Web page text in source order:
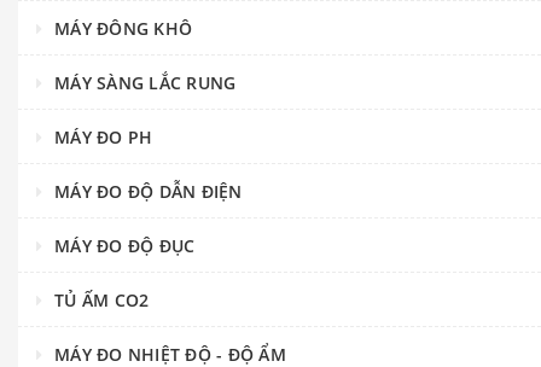
MÁY ĐÔNG KHÔ
MÁY SÀNG LẮC RUNG
MÁY ĐO PH
MÁY ĐO ĐỘ DẪN ĐIỆN
MÁY ĐO ĐỘ ĐỤC
TỦ ẤM CO2
MÁY ĐO NHIỆT ĐỘ - ĐỘ ẨM